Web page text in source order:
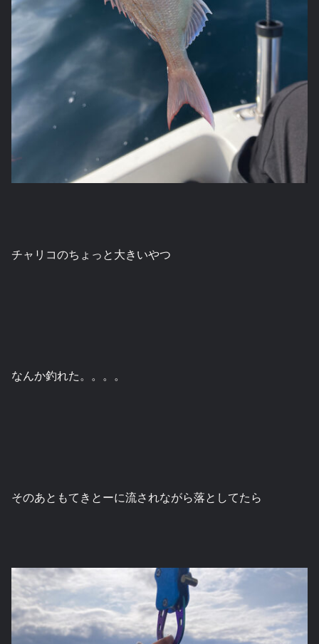
チャリコのちょっと大きいやつ
なんか釣れた。。。。
そのあともてきとーに流されながら落としてたら